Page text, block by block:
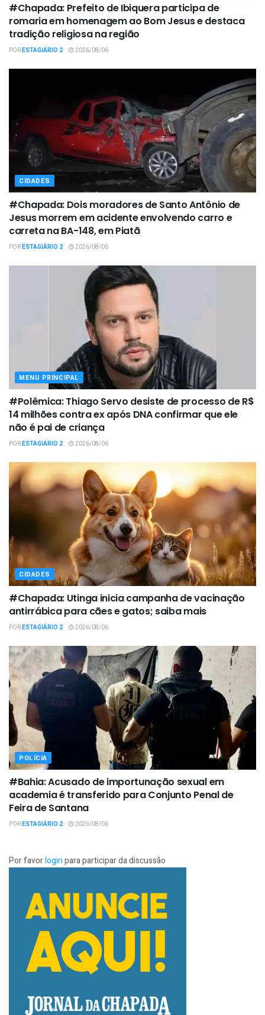
#Chapada: Prefeito de Ibiquera participa de
romaria em homenagem ao Bom Jesus e destaca
tradição religiosa na região
PORESTAGIÁRIO 2 2026/08/06
CIDADES
#Chapada: Dois moradores de Santo Antônio de
Jesus morrem em acidente envolvendo carro e
carreta na BA-148, em Piatã
PORESTAGIÁRIO 2 2026/08/06
MENU PRINCIPAL
#Polêmica: Thiago Servo desiste de processo de R$
14 milhões contra ex após DNA confirmar que ele
não é pai de criança
PORESTAGIÁRIO 2 2026/08/06
CIDADES
#Chapada: Utinga inicia campanha de vacinação
antirrábica para cães e gatos; saiba mais
PORESTAGIÁRIO 2 2026/08/06
POLÍCIA
#Bahia: Acusado de importunação sexual em
academia é transferido para Conjunto Penal de
Feira de Santana
PORESTAGIÁRIO 2 2026/08/06
Por favorloginpara participar da discussão